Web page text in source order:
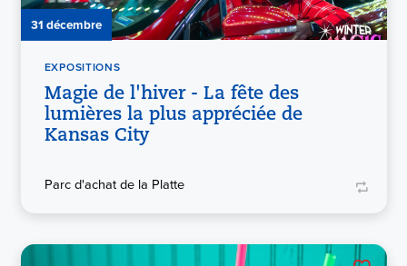
31 décembre
EXPOSITIONS
Magie de l'hiver - La fête des
lumières la plus appréciée de
Kansas City
Parc d'achat de la Platte